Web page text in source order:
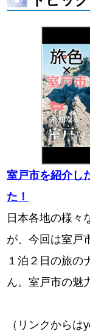
室戸市を紹介し
た！
日本各地の様々
が、今回は室戸
１泊２日の旅の
ん。室戸市の魅
（リンクから